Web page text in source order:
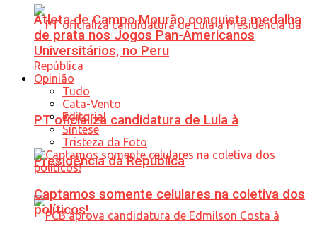
PT oficializa candidatura de Lula à
Presidência da República
Atleta de Campo Mourão conquista medalha
de prata nos Jogos Pan-Americanos
Universitários, no Peru
Opinião
Tudo
Cata-Vento
Editorial
Síntese
Tristeza da Foto
Captamos somente celulares na coletiva dos
políticos!